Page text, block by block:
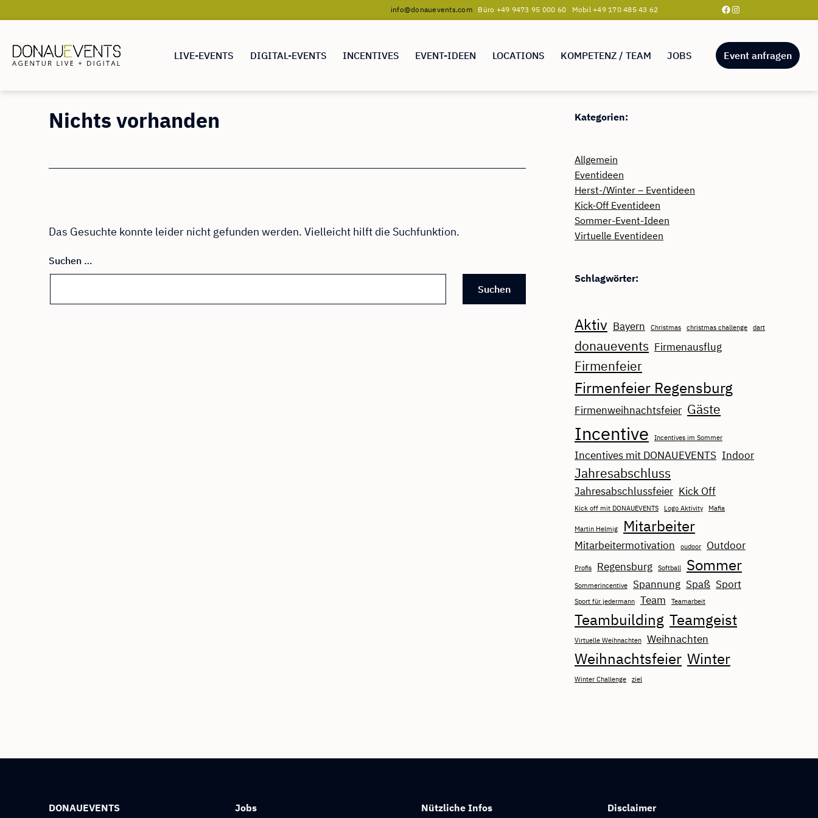
info@donauevents.comBüro +49 9473 95 000 60 Mobil +49 170 485 43 62 Facebook
Instagram
LIVE-EVENTS DIGITAL-EVENTS INCENTIVES EVENT-IDEEN LOCATIONS KOMPETENZ / TEAM JOBS Event anfragen
Nichts vorhanden
Das Gesuchte konnte leider nicht gefunden werden. Vielleicht hilft die Suchfunktion.
Suchen …
Kategorien:
Allgemein
Eventideen
Herst-/Winter – Eventideen
Kick-Off Eventideen
Sommer-Event-Ideen
Virtuelle Eventideen
Schlagwörter:
Aktiv Bayern Christmas christmas challenge dart
donauevents Firmenausflug
Firmenfeier
Firmenfeier Regensburg
Firmenweihnachtsfeier Gäste
Incentive Incentives im Sommer
Incentives mit DONAUEVENTS Indoor
Jahresabschluss
Jahresabschlussfeier Kick Off
Kick off mit DONAUEVENTS Logo Aktivity Mafia
Martin Helmig Mitarbeiter
Mitarbeitermotivation oudoor Outdoor
Profis Regensburg Softball Sommer
Sommerincentive Spannung Spaß Sport
Sport für jedermann Team Teamarbeit
Teambuilding Teamgeist
Virtuelle Weihnachten Weihnachten
Weihnachtsfeier Winter
Winter Challenge ziel
DONAUEVENTS Jobs Nützliche Infos Disclaimer